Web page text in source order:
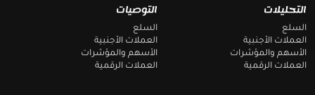
التوصيات
السلع
العملات الأجنبية
الأسهم والمؤشرات
العملات الرقمية
التحليلات
السلع
العملات الأجنبية
الأسهم والمؤشرات
العملات الرقمية